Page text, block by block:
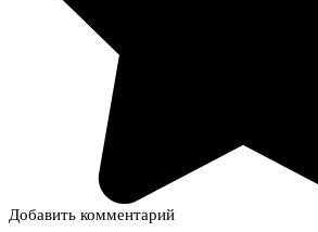
Добавить комментарий